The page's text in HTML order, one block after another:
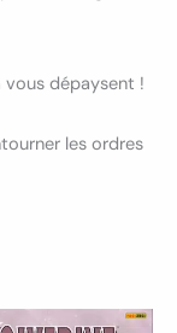
vous dépaysent !
les ordres